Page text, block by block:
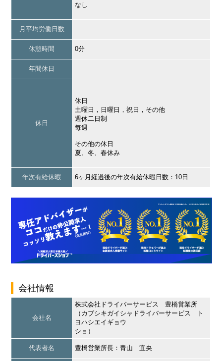
なし
月平均労働日数
休憩時間 0分
年間休日
休日
休日
土曜日，日曜日，祝日，その他
週休二日制
毎週
その他の休日
夏、冬、春休み
年次有給休暇 6ヶ月経過後の年次有給休暇日数：10日
会社情報
会社名
株式会社ドライバーサービス 豊橋営業所
（カブシキガイシャドライバーサービス ト
ヨハシエイギョウ
ショ）
代表者名 豊橋営業所長：青山 宜央